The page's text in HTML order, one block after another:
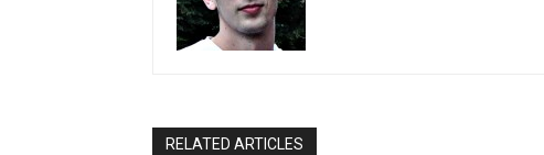
RELATED ARTICLES